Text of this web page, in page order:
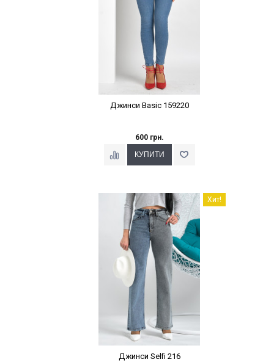
Джинси Basic 159220
600 грн.
Наклейки Варіант з % Хит!
Джинси Selfi 216